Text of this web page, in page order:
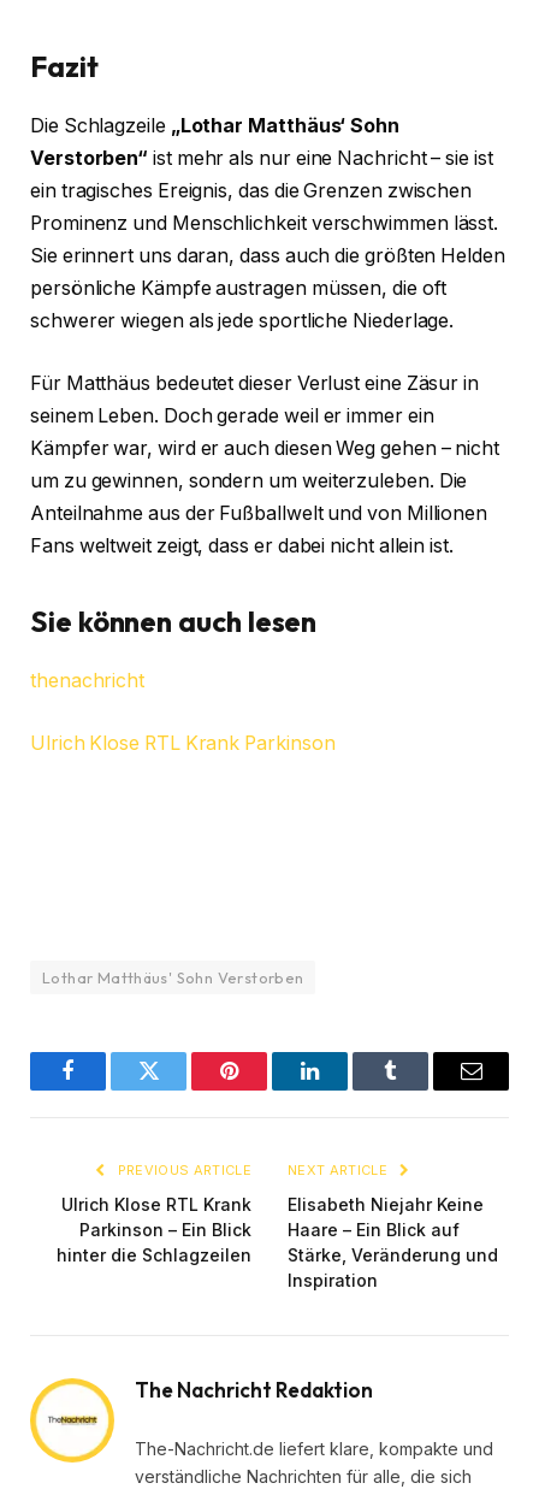
Fazit
Die Schlagzeile „Lothar Matthäus‘ Sohn
Verstorben“ ist mehr als nur eine Nachricht – sie ist
ein tragisches Ereignis, das die Grenzen zwischen
Prominenz und Menschlichkeit verschwimmen lässt.
Sie erinnert uns daran, dass auch die größten Helden
persönliche Kämpfe austragen müssen, die oft
schwerer wiegen als jede sportliche Niederlage.
Für Matthäus bedeutet dieser Verlust eine Zäsur in
seinem Leben. Doch gerade weil er immer ein
Kämpfer war, wird er auch diesen Weg gehen – nicht
um zu gewinnen, sondern um weiterzuleben. Die
Anteilnahme aus der Fußballwelt und von Millionen
Fans weltweit zeigt, dass er dabei nicht allein ist.
Sie können auch lesen
thenachricht
Ulrich Klose RTL Krank Parkinson
Lothar Matthäus' Sohn Verstorben
FacebookTwitter Pinterest LinkedInTumblr Email
PREVIOUS ARTICLE
Ulrich Klose RTL Krank
Parkinson – Ein Blick
hinter die Schlagzeilen
NEXT ARTICLE
Elisabeth Niejahr Keine
Haare – Ein Blick auf
Stärke, Veränderung und
Inspiration
The Nachricht Redaktion
The-Nachricht.de liefert klare, kompakte und
verständliche Nachrichten für alle, die sich